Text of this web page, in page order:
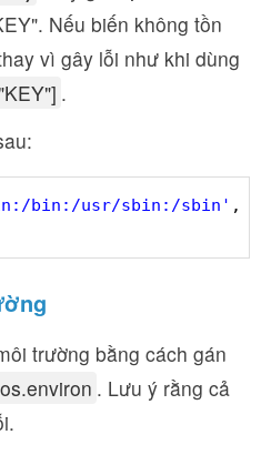
Nếu biến không tồn
vì gây lỗi như khi dùng
.
bin:/usr/sbin:/sbin' ,
trường bằng cách gán
os.environ . Lưu ý rằng cả